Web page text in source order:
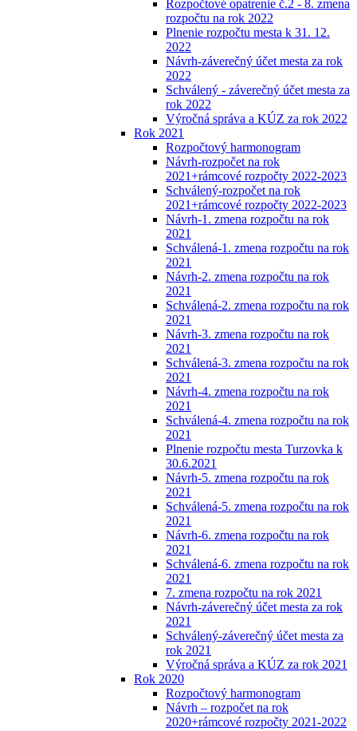
Rozpočtové opatrenie č.2 - 8. zmena
rozpočtu na rok 2022
Plnenie rozpočtu mesta k 31. 12.
2022
Návrh-záverečný účet mesta za rok
2022
Schválený - záverečný účet mesta za
rok 2022
Výročná správa a KÚZ za rok 2022
Rok 2021
Rozpočtový harmonogram
Návrh-rozpočet na rok
2021+rámcové rozpočty 2022-2023
Schválený-rozpočet na rok
2021+rámcové rozpočty 2022-2023
Návrh-1. zmena rozpočtu na rok
2021
Schválená-1. zmena rozpočtu na rok
2021
Návrh-2. zmena rozpočtu na rok
2021
Schválená-2. zmena rozpočtu na rok
2021
Návrh-3. zmena rozpočtu na rok
2021
Schválená-3. zmena rozpočtu na rok
2021
Návrh-4. zmena rozpočtu na rok
2021
Schválená-4. zmena rozpočtu na rok
2021
Plnenie rozpočtu mesta Turzovka k
30.6.2021
Návrh-5. zmena rozpočtu na rok
2021
Schválená-5. zmena rozpočtu na rok
2021
Návrh-6. zmena rozpočtu na rok
2021
Schválená-6. zmena rozpočtu na rok
2021
7. zmena rozpočtu na rok 2021
Návrh-záverečný účet mesta za rok
2021
Schválený-záverečný účet mesta za
rok 2021
Výročná správa a KÚZ za rok 2021
Rok 2020
Rozpočtový harmonogram
Návrh – rozpočet na rok
2020+rámcové rozpočty 2021-2022